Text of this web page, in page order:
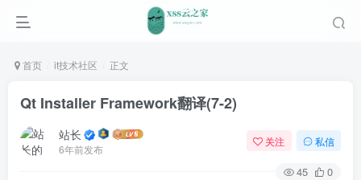
首页 it技术社区 正文
Qt Installer Framework翻译(7-2)
站长
6年前发布
关注 私信
45 0